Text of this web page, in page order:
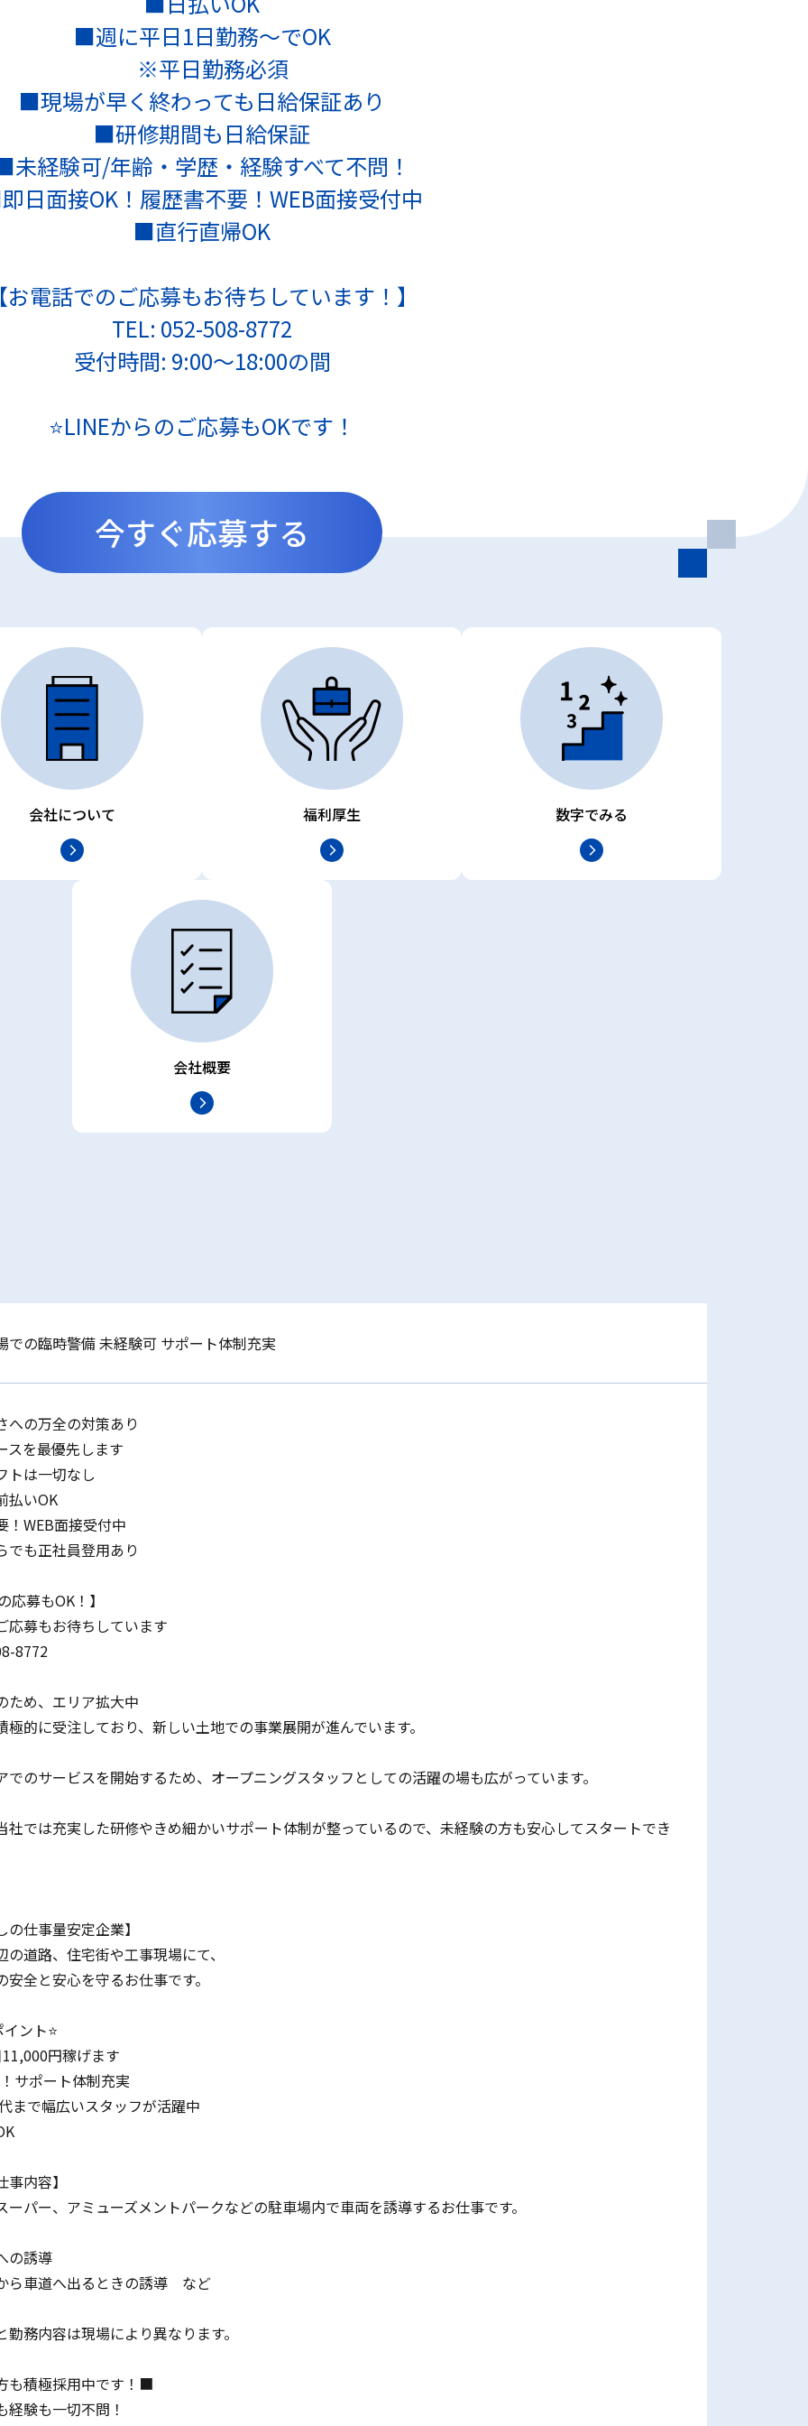
■週に平日1日勤務～でOK
※平日勤務必須
■現場が早く終わっても日給保証あり
■研修期間も日給保証
未経験可/年齢・学歴・経験すべて不問！
日面接OK！履歴書不要！WEB面接受付中
■直行直帰OK
お電話でのご応募もお待ちしています！】
TEL: 052-508-8772
受付時間: 9:00～18:00の間
⭐LINEからのご応募もOKです！
今すぐ応募する
会社について 福利厚生 数字でみる
会社概要
での臨時警備 未経験可 サポート体制充実
の万全の対策あり
を最優先します
は一切なし
払いOK
WEB面接受付中
も正社員登用あり
応募もOK！】
応募もお待ちしています
8772
め、エリア拡大中
極的に受注しており、新しい土地での事業展開が進んでいます。
でのサービスを開始するため、オープニングスタッフとしての活躍の場も広がっています。
社では充実した研修やきめ細かいサポート体制が整っているので、未経験の方も安心してスタートでき
仕事量安定企業】
の道路、住宅街や工事現場にて、
安全と安心を守るお仕事です。
ント⭐
円稼げます
サポート体制充実
まで幅広いスタッフが活躍中
内容】
ーパー、アミューズメントパークなどの駐車場内で車両を誘導するお仕事です。
の誘導
ら車道へ出るときの誘導 など
務内容は現場により異なります。
も積極採用中です！■
経験も一切不問！